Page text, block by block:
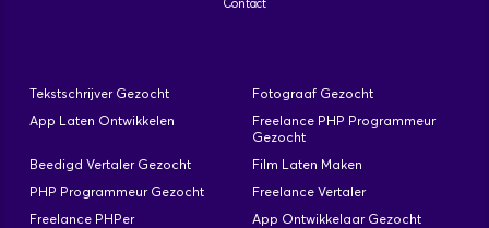
Contact
Tekstschrijver Gezocht
Fotograaf Gezocht
App Laten Ontwikkelen
Freelance PHP Programmeur
Gezocht
Beedigd Vertaler Gezocht
Film Laten Maken
PHP Programmeur Gezocht
Freelance Vertaler
Freelance PHPer
App Ontwikkelaar Gezocht